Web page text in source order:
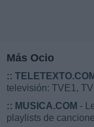
Más Ocio
:: TELETEXTO.COM
televisión: TVE1,
:: MUSICA.COM -
playlists de